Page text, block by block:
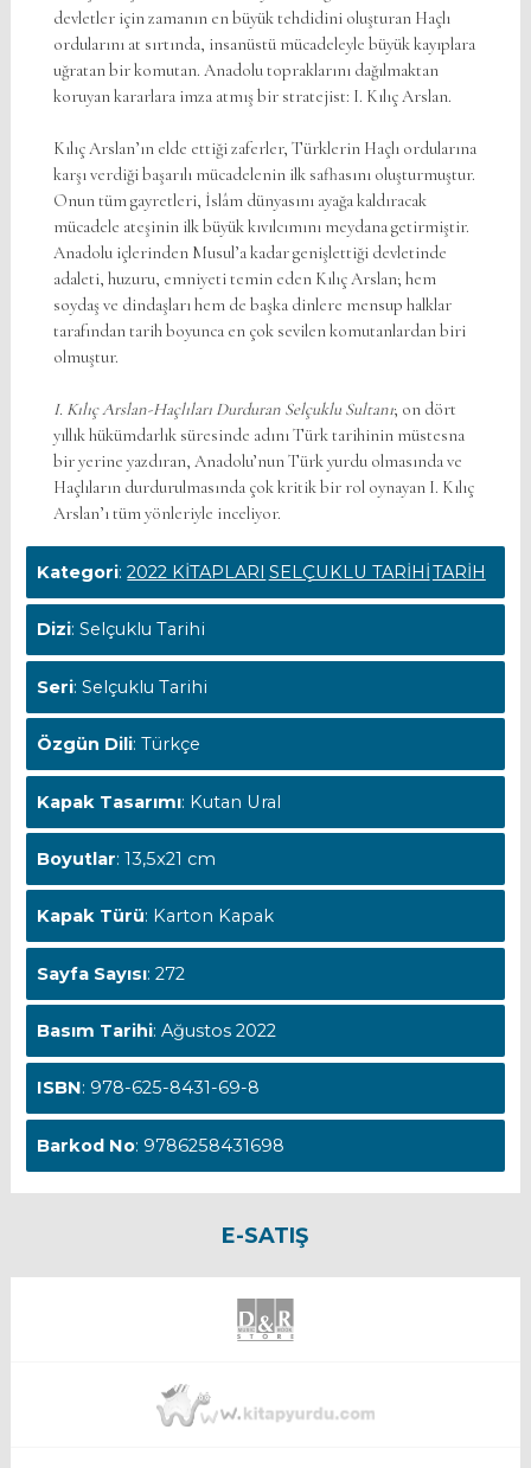
devletler için zamanın en büyük tehdidini oluşturan Haçlı
ordularını at sırtında, insanüstü mücadeleyle büyük kayıplara
uğratan bir komutan. Anadolu topraklarını dağılmaktan
koruyan kararlara imza atmış bir stratejist: I. Kılıç Arslan.
Kılıç Arslan’ın elde ettiği zaferler, Türklerin Haçlı ordularına
karşı verdiği başarılı mücadelenin ilk safhasını oluşturmuştur.
Onun tüm gayretleri, İslâm dünyasını ayağa kaldıracak
mücadele ateşinin ilk büyük kıvılcımını meydana getirmiştir.
Anadolu içlerinden Musul’a kadar genişlettiği devletinde
adaleti, huzuru, emniyeti temin eden Kılıç Arslan; hem
soydaş ve dindaşları hem de başka dinlere mensup halklar
tarafından tarih boyunca en çok sevilen komutanlardan biri
olmuştur.
I. Kılıç Arslan-Haçlıları Durduran Selçuklu Sultanı; on dört
yıllık hükümdarlık süresinde adını Türk tarihinin müstesna
bir yerine yazdıran, Anadolu’nun Türk yurdu olmasında ve
Haçlıların durdurulmasında çok kritik bir rol oynayan I. Kılıç
Arslan’ı tüm yönleriyle inceliyor.
Kategori:2022 KİTAPLARI SELÇUKLU TARİHİTARİH
Dizi: Selçuklu Tarihi
Seri: Selçuklu Tarihi
Özgün Dili: Türkçe
Kapak Tasarımı: Kutan Ural
Boyutlar: 13,5x21 cm
Kapak Türü: Karton Kapak
Sayfa Sayısı: 272
Basım Tarihi: Ağustos 2022
ISBN: 978-625-8431-69-8
Barkod No: 9786258431698
E-SATIŞ